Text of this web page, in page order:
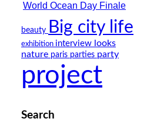
beauty Big city life
exhibition interview looks
nature paris parties party
project
Search